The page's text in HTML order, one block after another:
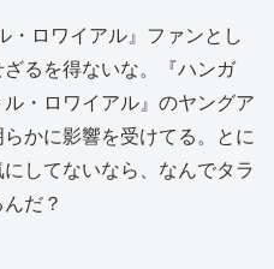
・ロワイアル』ファンとし
るを得ないな。『ハンガ
・ロワイアル』のヤングア
かに影響を受けてる。とに
してないなら、なんでタラ
だ？